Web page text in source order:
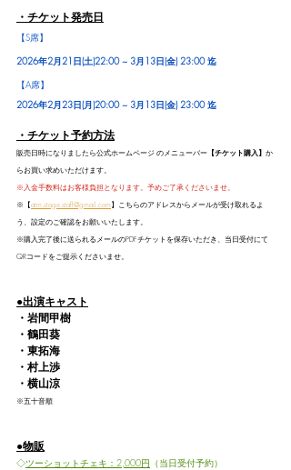
・チケット発売日
【S席】
2026年2月21日(土)22:00 ~ 3月13日(金) 23:00 迄
【A席】
2026年2月23日(月)20:00 ~ 3月13日(金) 23:00 迄
・チケット予約方法
販売日時になりましたら公式ホームページ のメニューバー 【チケット購入】 か
らお買い求めいただけます。
※入金手数料はお客様負担となります。予めご了承くださいませ。
※【atm.stage.staff@gmail.com】こちらのアドレスからメールが受け取れるよ
う、設定のご確認をお願いいたします。
※購入完了後に送られるメールのPDFチケットを保存いただき、当日受付にて
QRコードをご提示くださいませ。
●出演キャスト
・岩間甲樹
・鶴田葵
・東拓海
・村上渉
・横山涼
※五十音順
●物販
◇ツーショットチェキ：2,000円 （当日受付予約）